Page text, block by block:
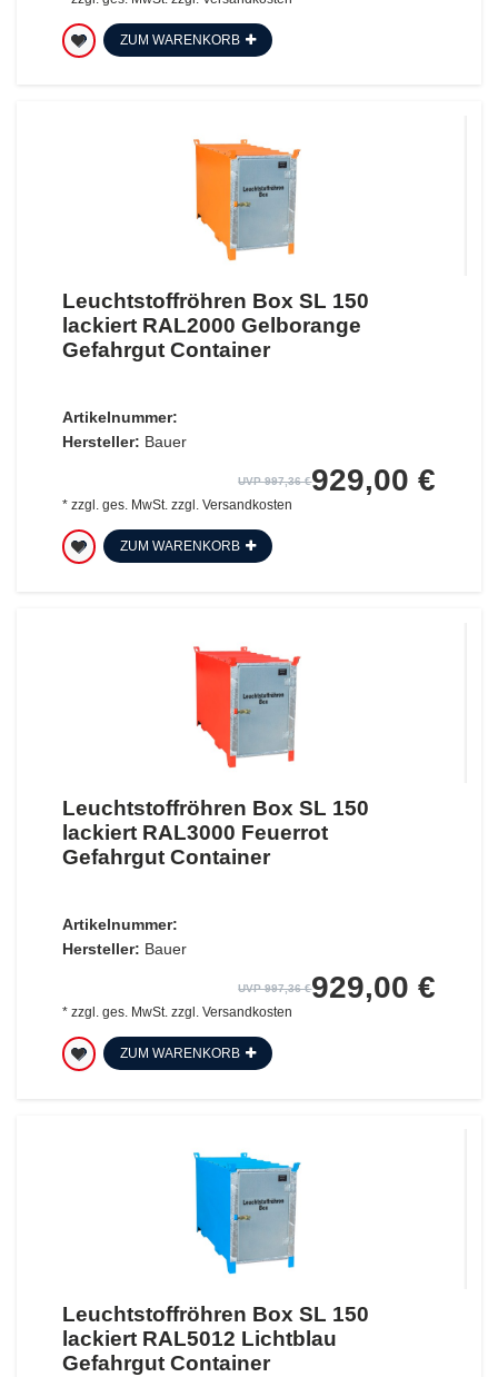
ZUM WARENKORB
Leuchtstoffröhren Box SL 150
lackiert RAL2000 Gelborange
Gefahrgut Container
Artikelnummer:
Hersteller: Bauer
UVP 997,36 €929,00 €
* zzgl. ges. MwSt.zzgl. Versandkosten
ZUM WARENKORB
Leuchtstoffröhren Box SL 150
lackiert RAL3000 Feuerrot
Gefahrgut Container
Artikelnummer:
Hersteller: Bauer
UVP 997,36 €929,00 €
* zzgl. ges. MwSt.zzgl. Versandkosten
ZUM WARENKORB
Leuchtstoffröhren Box SL 150
lackiert RAL5012 Lichtblau
Gefahrgut Container